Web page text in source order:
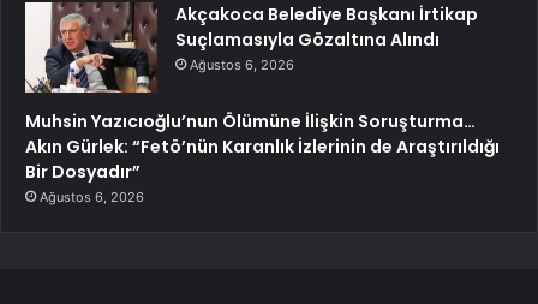
Akçakoca Belediye Başkanı İrtikap
Suçlamasıyla Gözaltına Alındı
Ağustos 6, 2026
Muhsin Yazıcıoğlu’nun Ölümüne İlişkin Soruşturma…
Akın Gürlek: “Fetö’nün Karanlık İzlerinin de Araştırıldığı
Bir Dosyadır”
Ağustos 6, 2026